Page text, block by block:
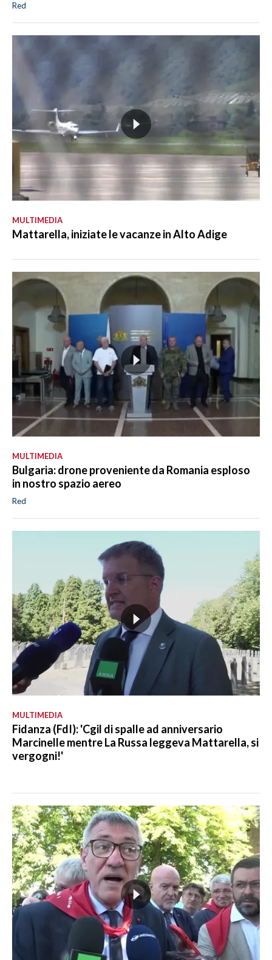
Red
MULTIMEDIA
Mattarella, iniziate le vacanze in Alto Adige
MULTIMEDIA
Bulgaria: drone proveniente da Romania esploso
in nostro spazio aereo
Red
MULTIMEDIA
Fidanza (FdI): 'Cgil di spalle ad anniversario
Marcinelle mentre La Russa leggeva Mattarella, si
vergogni!'